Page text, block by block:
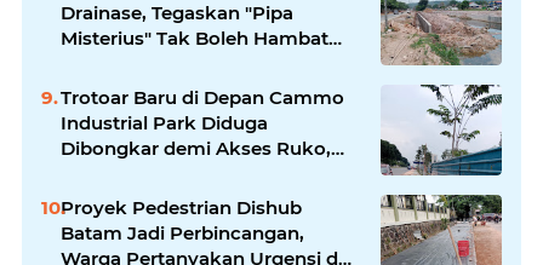
Drainase, Tegaskan "Pipa
Misterius" Tak Boleh Hambat
Trotoar Baru di Depan Cammo
Industrial Park Diduga
Dibongkar demi Akses Ruko,
Proyek Pedestrian Dishub
Batam Jadi Perbincangan,
Warga Pertanyakan Urgensi dan